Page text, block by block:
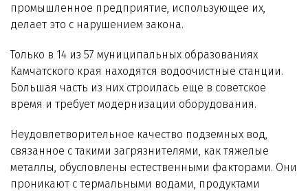
промышленное предприятие, использующее их,
делает это с нарушением закона.
Только в 14 из 57 муниципальных образованиях
Камчатского края находятся водоочистные станции.
Большая часть из них строилась еще в советское
время и требует модернизации оборудования.
Неудовлетворительное качество подземных вод,
связанное с такими загрязнителями, как тяжелые
металлы, обусловлены естественными факторами. Они
проникают с термальными водами, продуктами